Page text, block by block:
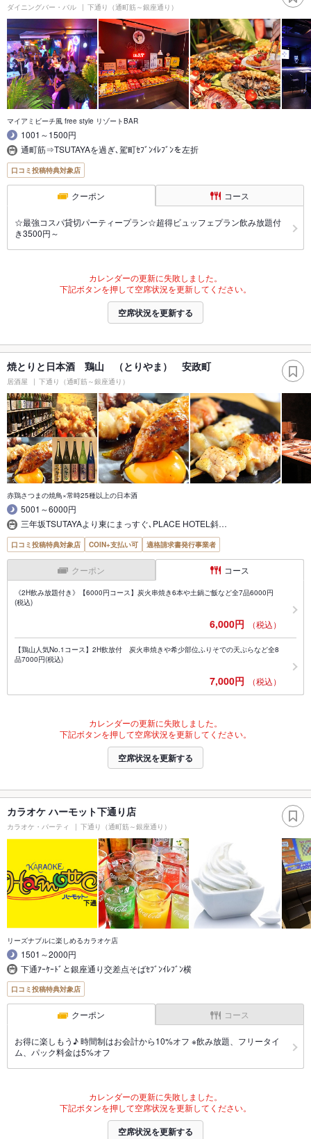
ダイニングバー・バル 下通り（通町筋～銀座通り）
マイアミビーチ風 free style リゾートBAR
1001～1500円
通町筋⇒TSUTAYAを過ぎ､駕町ｾﾌﾞﾝｲﾚﾌﾞﾝを左折
口コミ投稿特典対象店
クーポン コース
☆最強コスパ貸切パーティープラン☆超得ビュッフェプラン飲み放題付
き3500円～
カレンダーの更新に失敗しました。
下記ボタンを押して空席状況を更新してください。
空席状況を更新する
焼とりと日本酒 鶏山 （とりやま） 安政町
居酒屋 下通り（通町筋～銀座通り）
赤鶏さつまの焼鳥×常時25種以上の日本酒
5001～6000円
三年坂TSUTAYAより東にまっすぐ､PLACE HOTEL斜…
口コミ投稿特典対象店 COIN+支払い可 適格請求書発行事業者
クーポン コース
《2H飲み放題付き》【6000円コース】炭火串焼き6本や土鍋ご飯など全7品6000円
(税込)
6,000円 （税込）
【鶏山人気No.1コース】2H飲放付 炭火串焼きや希少部位ふりそでの天ぷらなど全8
品7000円(税込)
7,000円 （税込）
カレンダーの更新に失敗しました。
下記ボタンを押して空席状況を更新してください。
空席状況を更新する
カラオケ ハーモット下通り店
カラオケ・パーティ 下通り（通町筋～銀座通り）
リーズナブルに楽しめるカラオケ店
1501～2000円
下通ｱｰｹｰﾄﾞと銀座通り交差点そばｾﾌﾞﾝｲﾚﾌﾞﾝ横
口コミ投稿特典対象店
クーポン コース
お得に楽しもう♪ 時間制はお会計から10%オフ ※飲み放題、フリータイ
ム、パック料金は5%オフ
カレンダーの更新に失敗しました。
下記ボタンを押して空席状況を更新してください。
空席状況を更新する